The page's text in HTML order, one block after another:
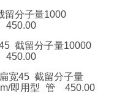
留分子量1000
450.00
截留分子量10000
450.00
宽45 截留分子量
即用型 管
450.00